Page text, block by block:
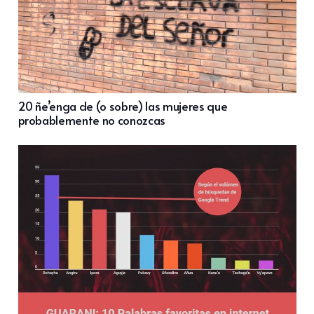
20 ñe’enga de (o sobre) las mujeres que
probablemente no conozcas